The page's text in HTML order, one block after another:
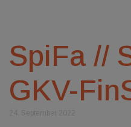
SpiFa //
GKV-